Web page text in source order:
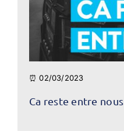
⏰ 02/03/2023
Ca reste entre nous